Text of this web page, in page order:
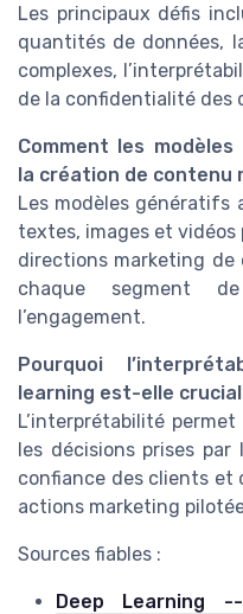
Les principaux défis
quantités de données,
complexes,
de la confidentialité des
Comment les
la création de contenu
Les modèles génératifs
textes, images et
directions marketing de
chaque segment
l’engagement.
Pourquoi
learning est-elle
L’interprétabilité
les décisions prises
confiance des clients et
actions marketing
Sources fiables :
Deep Learning